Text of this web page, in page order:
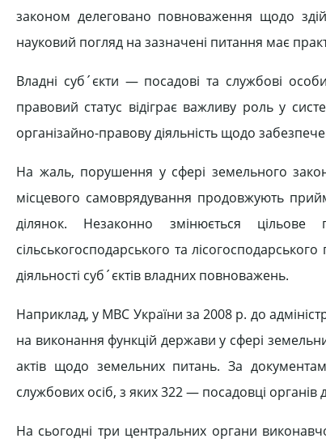
законом делеговано повноваження щодо
науко­вий погляд на зазначені питання має
Владні суб´єкти — посадові та служ­бові
правовий статус відіграє важ­ливу роль у
організайно-правову діяльність щодо
На жаль, порушення у сфері земель­ного
місцевого самоврядування про­довжують
ділянок. Незаконно змі­нюється
сільськогосподарського та
діяльності суб´єктів владних повноважень.
Наприклад, у МВС України за 2008 р. до
на виконання функцій держави у сфері
актів щодо земельних питань. За
службових осіб, з яких 322 — посадовці
На сьогодні три центральних орга­ни